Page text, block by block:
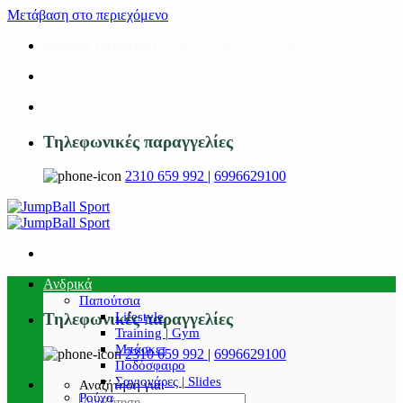
Μετάβαση στο περιεχόμενο
Τηλεφωνικές παραγγελίες
2310 659 992 | 6996629100
Τηλεφωνικές παραγγελίες
2310 659 992 | 6996629100
Αναζήτηση για:
Ανδρικά
Παπούτσια
Lifestyle
Training | Gym
Μπάσκετ
Ποδόσφαιρο
Σαγιονάρες | Slides
Ρούχα